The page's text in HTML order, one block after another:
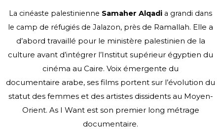
La cinéaste palestinienne Samaher Alqadi a grandi dans
le camp de réfugiés de Jalazon, près de Ramallah. Elle a
d’abord travaillé pour le ministère palestinien de la
culture avant d’intégrer l’Institut supérieur égyptien du
cinéma au Caire. Voix émergente du
documentaire arabe, ses films portent sur l’évolution du
statut des femmes et des artistes dissidents au Moyen-
Orient. As I Want est son premier long métrage
documentaire.